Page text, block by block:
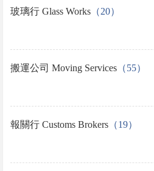
玻璃行 Glass Works （20）
搬運公司 Moving Services （55）
報關行 Customs Brokers （19）